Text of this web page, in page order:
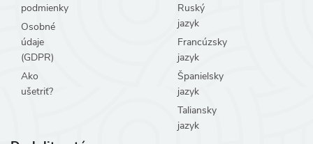
podmienky
Osobné
údaje
(GDPR)
Ako
ušetriť?
Ruský
jazyk
Francúzsky
jazyk
Španielsky
jazyk
Taliansky
jazyk